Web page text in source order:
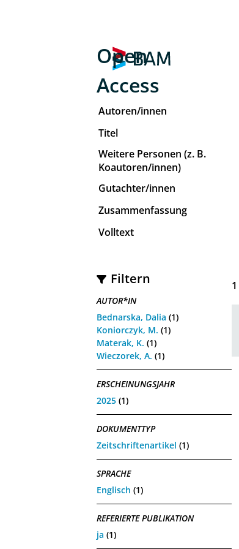
Open
Access
Autoren/innen
Titel
Weitere Personen (z. B.
Koautoren/innen)
Gutachter/innen
Zusammenfassung
Volltext
Filtern
AUTOR*IN
Bednarska, Dalia (1)
Koniorczyk, M. (1)
Materak, K. (1)
Wieczorek, A. (1)
ERSCHEINUNGSJAHR
2025 (1)
DOKUMENTTYP
Zeitschriftenartikel (1)
SPRACHE
Englisch (1)
REFERIERTE PUBLIKATION
ja (1)
1